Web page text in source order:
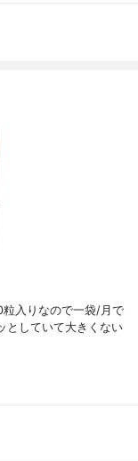
入りなので一袋/月で
としていて大きくない